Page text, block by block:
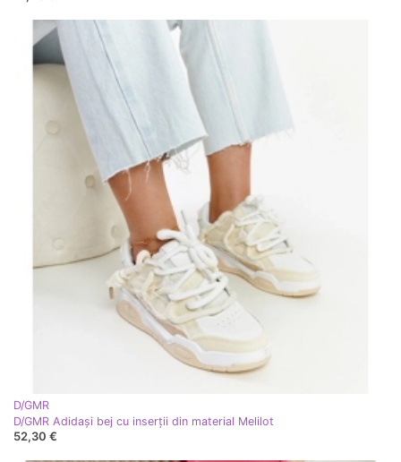
D/GMR
D/GMR Adidași bej cu inserții din material Melilot
52,30 €